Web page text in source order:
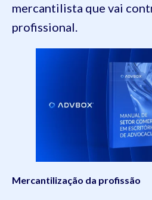
mercantilista que vai
profissional.
Mercantilização da profissão